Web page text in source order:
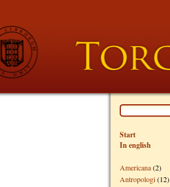
Start
In english
Americana(2)
Antropologi(12)